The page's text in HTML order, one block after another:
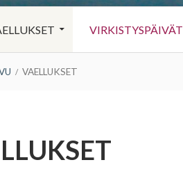
VIRKISTYSPÄIVÄT
VAELLUKSET